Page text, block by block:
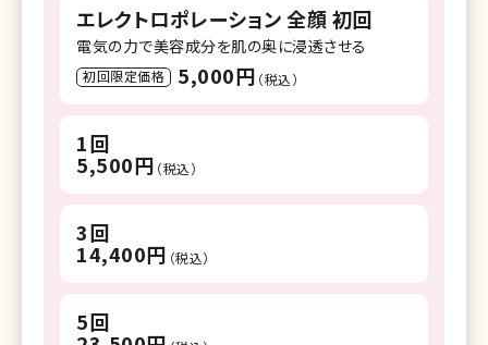
エレクトロポレーション 全顔 初回
電気の力で美容成分を肌の奥に浸透させる
初回限定価格 5,000円 （税込）
1回
5,500円 （税込）
3回
14,400円 （税込）
5回